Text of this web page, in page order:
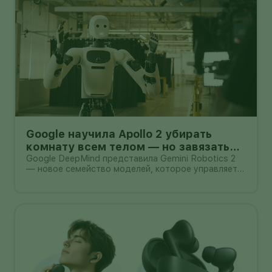
Google научила Apollo 2 убирать
комнату всем телом — но завязать
пакет он умеет лишь в 44% попыток
Google DeepMind представила Gemini Robotics 2
— новое семейство моделей, которое управляет